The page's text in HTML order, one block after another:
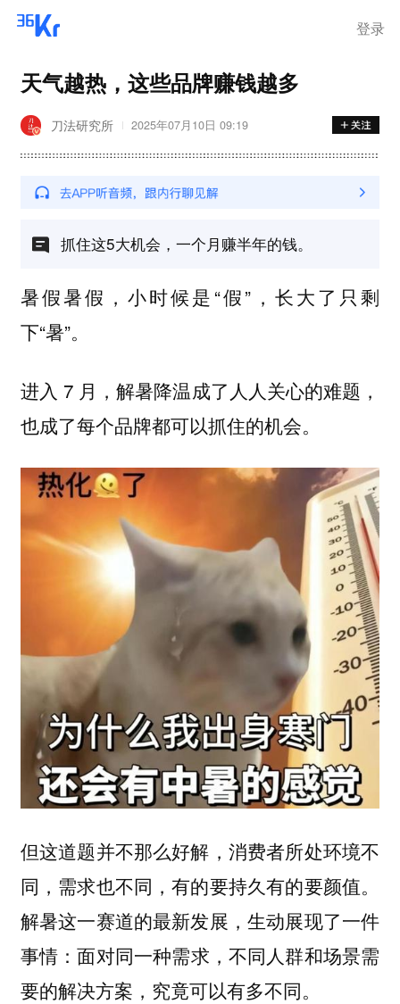
登录
天气越热，这些品牌赚钱越多
刀法研究所 2025年07月10日 09:19
抓住这5大机会，一个月赚半年的钱。
暑假暑假，小时候是“假”，长大了只剩
下“暑”。
进入 7 月，解暑降温成了人人关心的难题，
也成了每个品牌都可以抓住的机会。
但这道题并不那么好解，消费者所处环境不
同，需求也不同，有的要持久有的要颜值。
解暑这一赛道的最新发展，生动展现了一件
事情：面对同一种需求，不同人群和场景需
要的解决方案，究竟可以有多不同。